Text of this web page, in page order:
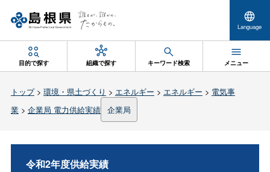
Language
目的で探す 組織で探す キーワード検索 メニュー
トップ> 環境・県土づくり > エネルギー > エネルギー > 電気事
業> 企業局 電力供給実績 企業局
令和2年度供給実績